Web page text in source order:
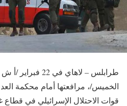
طرابلس – لاهاي في
الخميس/، مرافعتها أمام محكمة
قوات الاحتلال الإسرائيلي في